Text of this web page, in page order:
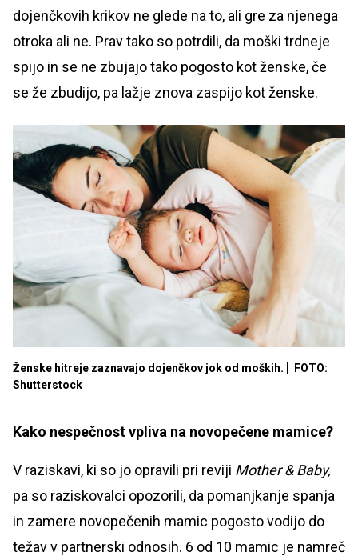
dojenčkovih krikov ne glede na to, ali gre za njenega
otroka ali ne. Prav tako so potrdili, da moški trdneje
spijo in se ne zbujajo tako pogosto kot ženske, če
se že zbudijo, pa lažje znova zaspijo kot ženske.
Ženske hitreje zaznavajo dojenčkov jok od moških.
FOTO:
Shutterstock
Kako nespečnost vpliva na novopečene mamice?
V raziskavi, ki so jo opravili pri reviji Mother & Baby,
pa so raziskovalci opozorili, da pomanjkanje spanja
in zamere novopečenih mamic pogosto vodijo do
težav v partnerski odnosih. 6 od 10 mamic je namreč